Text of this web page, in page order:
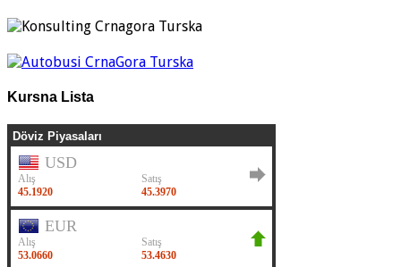
Kursna Lista